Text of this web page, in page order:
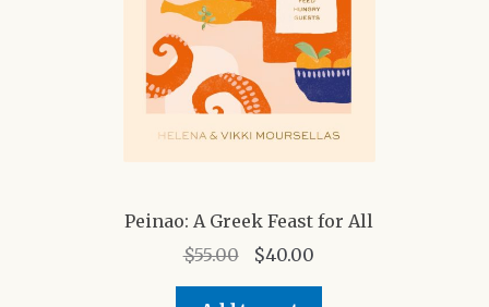
Peinao: A Greek Feast for All
$55.00
Original
$40.00